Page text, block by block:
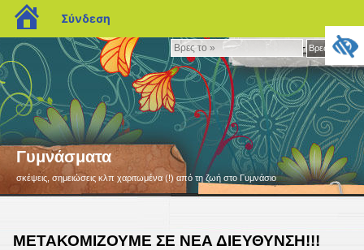
Βρες
το
»
Βρες το »
Γυμνάσματα
σκέψεις, σημειώσεις κλπ χαριτωμένα (!) από τη ζωή στο Γυμνάσιο
ΜΕΤΑΚΟΜΙΖΟΥΜΕ ΣΕ ΝΕΑ ΔΙΕΥΘΥΝΣΗ!!!
blogs.sch.gr
Σύνδεση